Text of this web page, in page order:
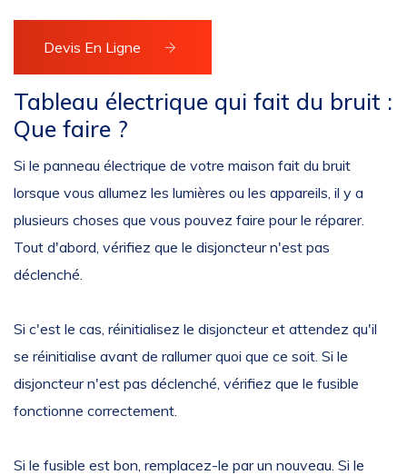
Devis En Ligne
Tableau électrique qui fait du bruit :
Que faire ?
Si le panneau électrique de votre maison fait du bruit
lorsque vous allumez les lumières ou les appareils, il y a
plusieurs choses que vous pouvez faire pour le réparer.
Tout d'abord, vérifiez que le disjoncteur n'est pas
déclenché.
Si c'est le cas, réinitialisez le disjoncteur et attendez qu'il
se réinitialise avant de rallumer quoi que ce soit. Si le
disjoncteur n'est pas déclenché, vérifiez que le fusible
fonctionne correctement.
Si le fusible est bon, remplacez-le par un nouveau. Si le